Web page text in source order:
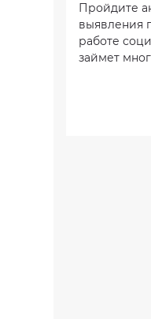
Пройдите
выявления
работе
займет